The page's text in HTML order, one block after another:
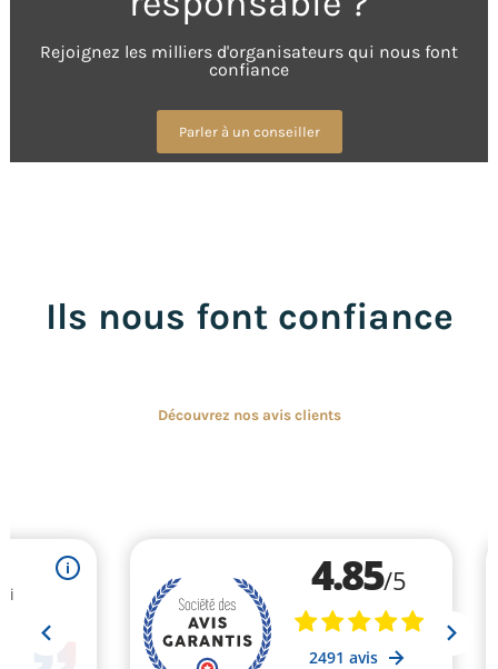
Rejoignez les milliers d'organisateurs qui nous font
confiance
Parler à un conseiller
Ils nous font confiance
Découvrez nos avis clients